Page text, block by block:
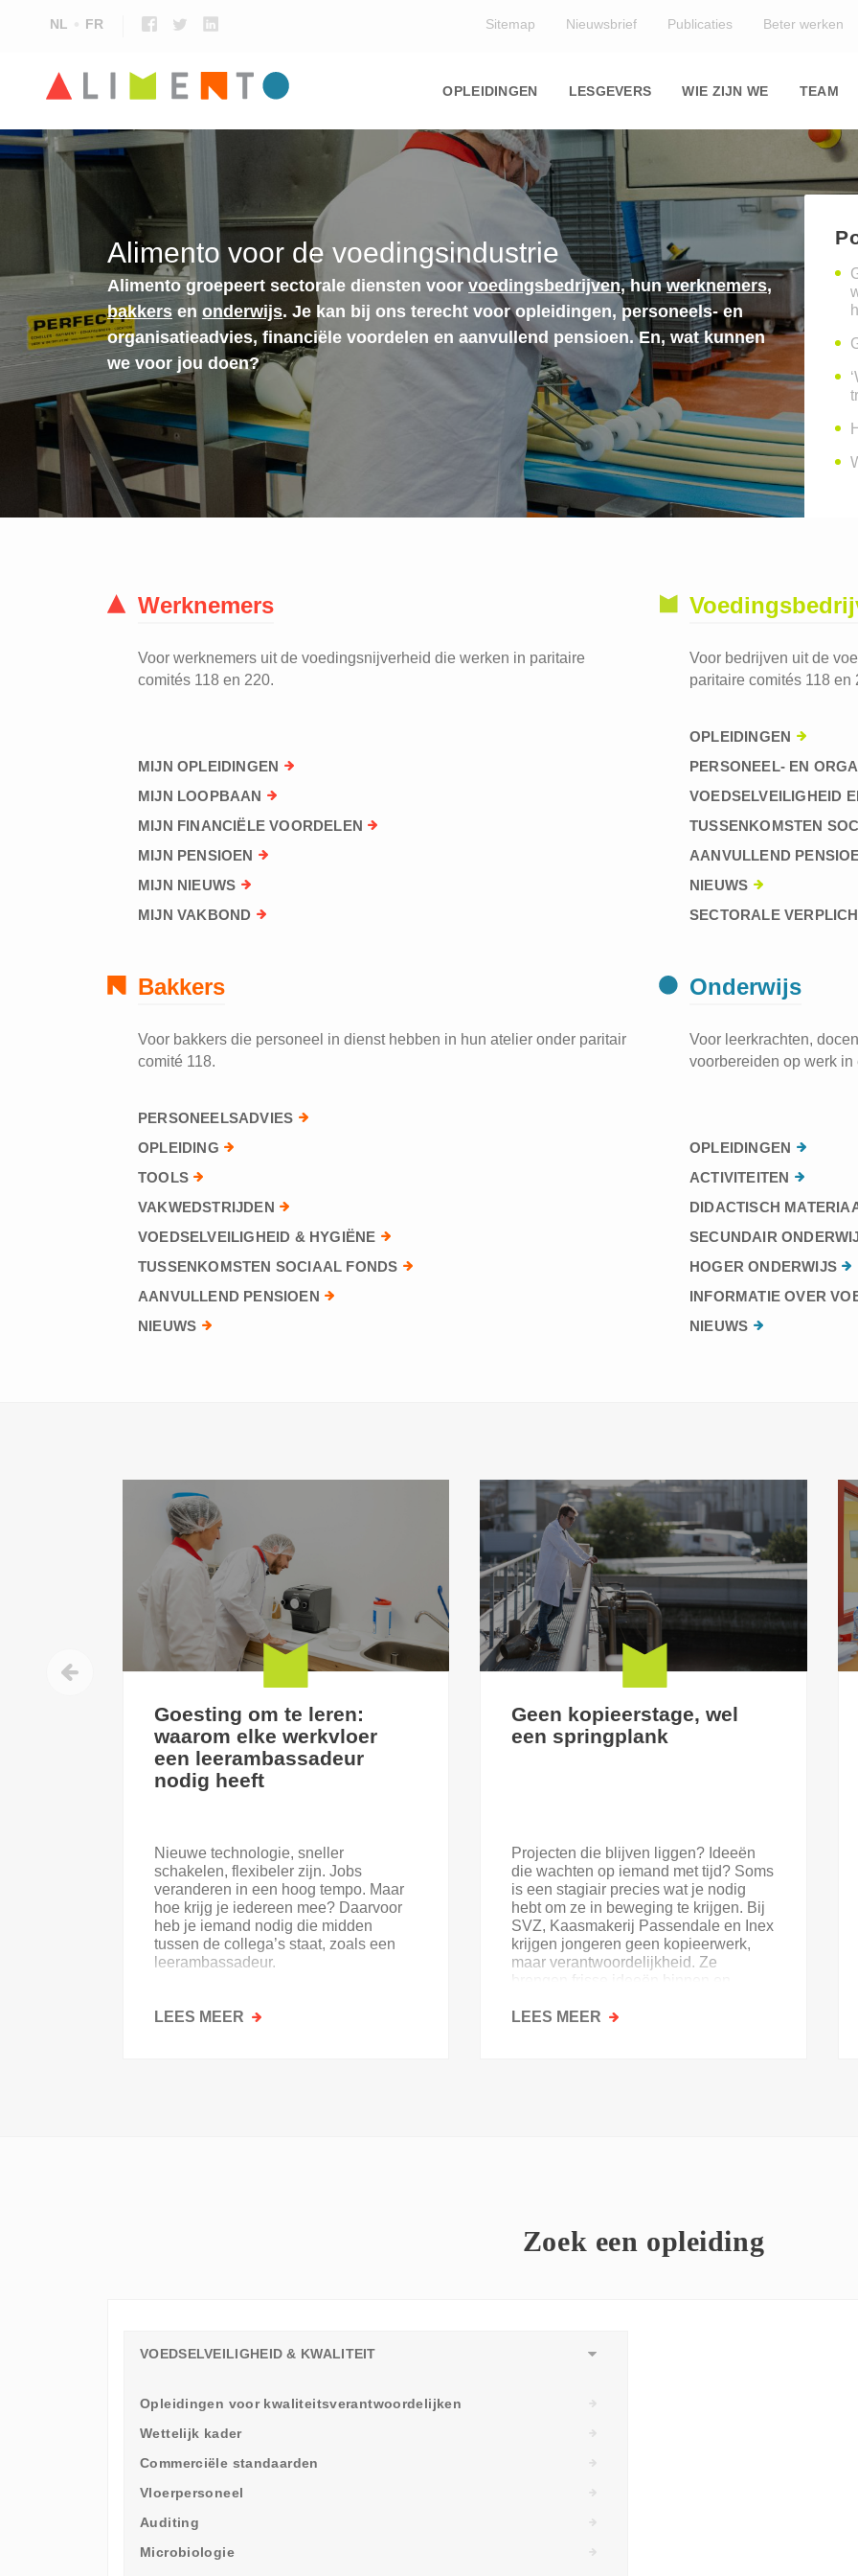
NL FR Sitemap Nieuwsbrief Publicaties Beter werken
navigation
OPLEIDINGEN LESGEVERS WIE ZIJN WE TEAM
Alimento voor de voedingsindustrie
Alimento groepeert sectorale diensten voorvoedingsbedrijven, hunwerknemers,
bakkers en onderwijs. Je kan bij ons terecht voor opleidingen, personeels- en
organisatieadvies, financiële voordelen en aanvullend pensioen. En, wat kunnen
we voor jou doen?
Werknemers
Voor werknemers uit de voedingsnijverheid die werken in paritaire
comités 118 en 220.
MIJN OPLEIDINGEN
MIJN LOOPBAAN
MIJN FINANCIËLE VOORDELEN
MIJN PENSIOEN
MIJN NIEUWS
MIJN VAKBOND
Voor bedrijven uit de
paritaire comités 118 en
OPLEIDINGEN
PERSONEEL- EN
VOEDSELVEILIGHEID
TUSSENKOMSTEN
AANVULLEND
NIEUWS
SECTORALE
Bakkers
Voor bakkers die personeel in dienst hebben in hun atelier onder paritair
comité 118.
PERSONEELSADVIES
OPLEIDING
TOOLS
VAKWEDSTRIJDEN
VOEDSELVEILIGHEID & HYGIËNE
TUSSENKOMSTEN SOCIAAL FONDS
AANVULLEND PENSIOEN
NIEUWS
Onderwijs
Voor leerkrachten,
voorbereiden op werk
OPLEIDINGEN
ACTIVITEITEN
DIDACTISCH
SECUNDAIR
HOGER ONDERWIJS
INFORMATIE OVER
NIEUWS
Goesting om te leren:
waarom elke werkvloer
een leerambassadeur
nodig heeft
Nieuwe technologie, sneller
schakelen, flexibeler zijn. Jobs
veranderen in een hoog tempo. Maar
hoe krijg je iedereen mee? Daarvoor
heb je iemand nodig die midden
tussen de collega’s staat, zoals een
leerambassadeur.
LEES MEER OVER
Geen kopieerstage, wel
een springplank
Projecten die blijven liggen? Ideeën
die wachten op iemand met tijd? Soms
is een stagiair precies wat je nodig
hebt om ze in beweging te krijgen. Bij
SVZ, Kaasmakerij Passendale en Inex
krijgen jongeren geen kopieerwerk,
maar verantwoordelijkheid. Ze
brengen frisse ideeën binnen en
LEES MEER OVER
Zoek een opleiding
VOEDSELVEILIGHEID & KWALITEIT
Opleidingen voor kwaliteitsverantwoordelijken
Wettelijk kader
Commerciële standaarden
Vloerpersoneel
Auditing
Microbiologie